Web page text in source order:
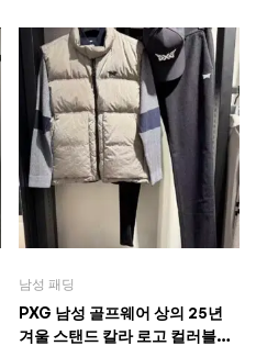
남성 패딩
PXG 남성 골프웨어 상의 25년
겨울 스탠드 칼라 로고 컬러블록